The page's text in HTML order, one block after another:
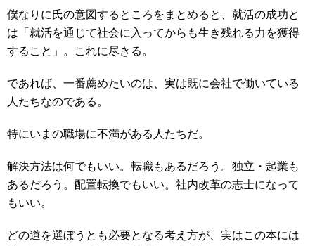
僕なりに氏の意図するところをまとめると、就活の成功と
は「就活を通じて社会に入ってからも生き残れる力を獲得
すること」。これに尽きる。
であれば、一番薦めたいのは、実は既に会社で働いている
人たちなのである。
特にいまの職場に不満がある人たちだ。
解決方法は何でもいい。転職もあるだろう。独立・起業も
あるだろう。配置転換でもいい。社内改革の志士になって
もいい。
どの道を選ぼうとも必要となる考え方が、実はこの本には